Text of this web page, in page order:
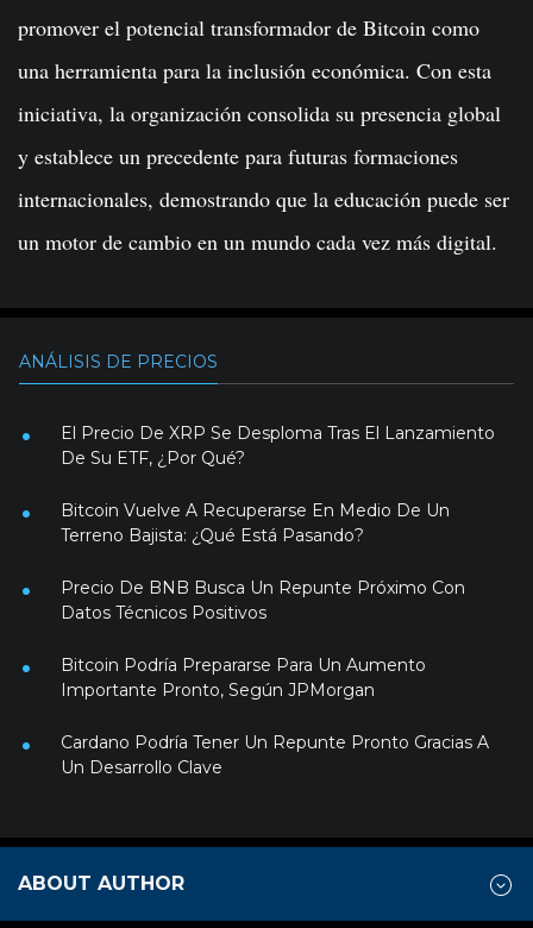
promover el potencial transformador de Bitcoin como
una herramienta para la inclusión económica. Con esta
iniciativa, la organización consolida su presencia global
y establece un precedente para futuras formaciones
internacionales, demostrando que la educación puede ser
un motor de cambio en un mundo cada vez más digital.
ANÁLISIS DE PRECIOS
El Precio De XRP Se Desploma Tras El Lanzamiento
De Su ETF, ¿Por Qué?
Bitcoin Vuelve A Recuperarse En Medio De Un
Terreno Bajista: ¿Qué Está Pasando?
Precio De BNB Busca Un Repunte Próximo Con
Datos Técnicos Positivos
Bitcoin Podría Prepararse Para Un Aumento
Importante Pronto, Según JPMorgan
Cardano Podría Tener Un Repunte Pronto Gracias A
Un Desarrollo Clave
ABOUT AUTHOR